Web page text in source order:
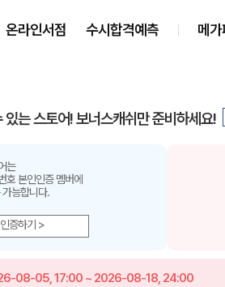
온라인서점 수시합격예측 메
는 스토어! 보너스캐쉬만 준비하세요!
는
호 본인인증 멤버에
능합니다.
증하기 >
08-05, 17:00 ~ 2026-08-18, 24:00